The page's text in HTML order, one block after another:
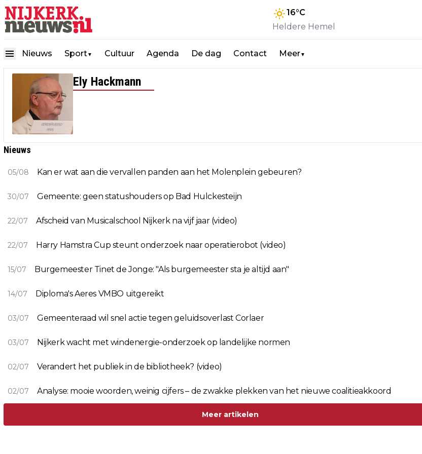
16°C
Heldere Hemel
Nieuws Sport▼ Cultuur Agenda De dag Contact Meer▼
Ely Hackmann
Nieuws
05/08 Kan er wat aan die vervallen panden aan het Molenplein gebeuren?
30/07 Gemeente: geen statushouders op Bad Hulckesteijn
22/07 Afscheid van Musicalschool Nijkerk na vijf jaar (video)
22/07 Harry Hamstra Cup steunt onderzoek naar operatierobot (video)
15/07 Burgemeester Tinet de Jonge: "Als burgemeester sta je altijd aan"
14/07 Diploma's Aeres VMBO uitgereikt
03/07 Gemeenteraad wil snel actie tegen geluidsoverlast Corlaer
03/07 Nijkerk wacht met windenergie-onderzoek op landelijke normen
02/07 Verandert het publiek in de bibliotheek? (video)
02/07 Analyse: mooie woorden, weinig cijfers – de zwakke plekken van het nieuwe coalitieakkoord
Meer artikelen